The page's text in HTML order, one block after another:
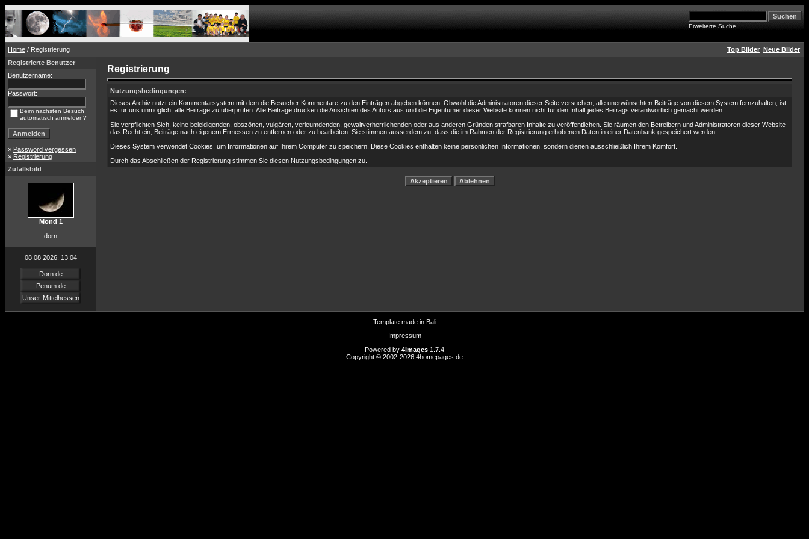
Erweiterte Suche
Home / Registrierung Top Bilder Neue Bilder
Registrierte Benutzer
Benutzername:
Passwort:
Beim nächsten Besuch
automatisch anmelden?
» Password vergessen
» Registrierung
Zufallsbild
Mond 1
dorn
08.08.2026, 13:04
Dorn.de
Penum.de
Unser-Mittelhessen
Registrierung
Nutzungsbedingungen:
Dieses Archiv nutzt ein Kommentarsystem mit dem die Besucher Kommentare zu den Einträgen abgeben können. Obwohl die Administratoren dieser Seite versuchen, alle unerwünschten Beiträge von diesem System fernzuhalten, ist
es für uns unmöglich, alle Beiträge zu überprüfen. Alle Beiträge drücken die Ansichten des Autors aus und die Eigentümer dieser Website können nicht für den Inhalt jedes Beitrags verantwortlich gemacht werden.
Sie verpflichten Sich, keine beleidigenden, obszönen, vulgären, verleumdenden, gewaltverherrlichenden oder aus anderen Gründen strafbaren Inhalte zu veröffentlichen. Sie räumen den Betreibern und Administratoren dieser Website
das Recht ein, Beiträge nach eigenem Ermessen zu entfernen oder zu bearbeiten. Sie stimmen ausserdem zu, dass die im Rahmen der Registrierung erhobenen Daten in einer Datenbank gespeichert werden.
Dieses System verwendet Cookies, um Informationen auf Ihrem Computer zu speichern. Diese Cookies enthalten keine persönlichen Informationen, sondern dienen ausschließlich Ihrem Komfort.
Durch das Abschließen der Registrierung stimmen Sie diesen Nutzungsbedingungen zu.
Template made in Bali
Impressum
Powered by 4images 1.7.4
Copyright © 2002-2026 4homepages.de